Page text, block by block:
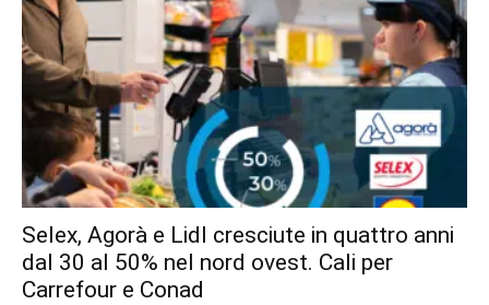
Selex, Agorà e Lidl cresciute in quattro anni
dal 30 al 50% nel nord ovest. Cali per
Carrefour e Conad